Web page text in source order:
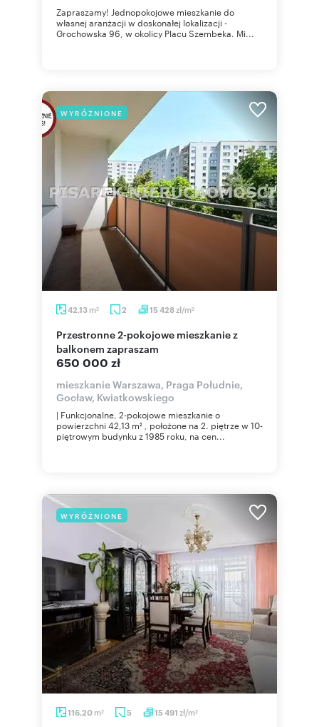
Zapraszamy! Jednopokojowe mieszkanie do
własnej aranżacji w doskonałej lokalizacji -
Grochowska 96, w okolicy Placu Szembeka. Mi...
WYRÓŻNIONE
42,13 m2 2 15 428zł/m2
Przestronne 2-pokojowe mieszkanie z
balkonem zapraszam
650 000 zł
mieszkanie Warszawa, Praga Południe,
Gocław, Kwiatkowskiego
| Funkcjonalne, 2-pokojowe mieszkanie o
powierzchni 42,13 m² , położone na 2. piętrze w 10-
piętrowym budynku z 1985 roku, na cen...
WYRÓŻNIONE
116,20 m2 5 15 491 zł/m2